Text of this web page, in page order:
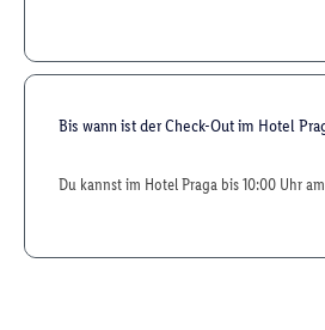
Bis wann ist der Check-Out im Hotel
Du kannst im Hotel Praga bis 10:00 Uhr